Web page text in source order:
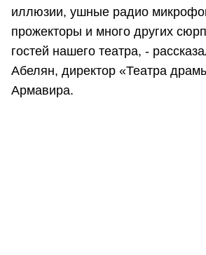
иллюзии, ушные радио
прожекторы и много других
гостей нашего театра, -
Абелян, директор «Театра
Армавира.